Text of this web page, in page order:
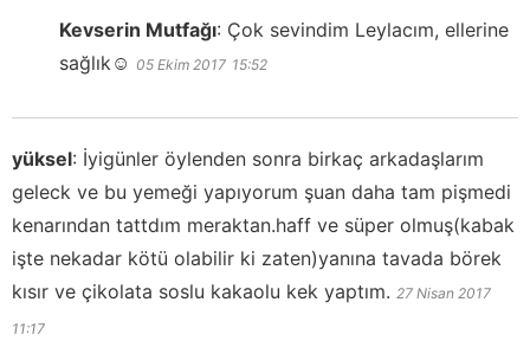
Kevserin Mutfağı: Çok sevindim Leylacım, ellerine
sağlık☺️ 05 Ekim 2017 15:52
yüksel: İyigünler öylenden sonra birkaç arkadaşlarım
geleck ve bu yemeği yapıyorum şuan daha tam pişmedi
kenarından tattdım meraktan.haff ve süper olmuş(kabak
işte nekadar kötü olabilir ki zaten)yanına tavada börek
kısır ve çikolata soslu kakaolu kek yaptım. 27 Nisan 2017
11:17